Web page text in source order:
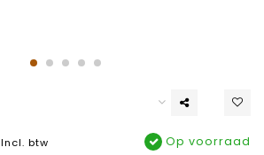
Incl. btw Op voorraad